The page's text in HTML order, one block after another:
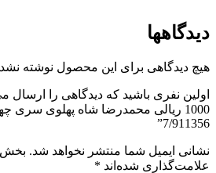
دیدگاهها
هیچ دیدگاهی برای این محصول نوشته
اولین نفری باشید که دیدگاهی را ارسال
1000 ریالی محمدرضا شاه پهلوی سری
7/911356”
نشانی ایمیل شما منتشر نخواهد شد.
علامت‌گذاری شده‌اند *